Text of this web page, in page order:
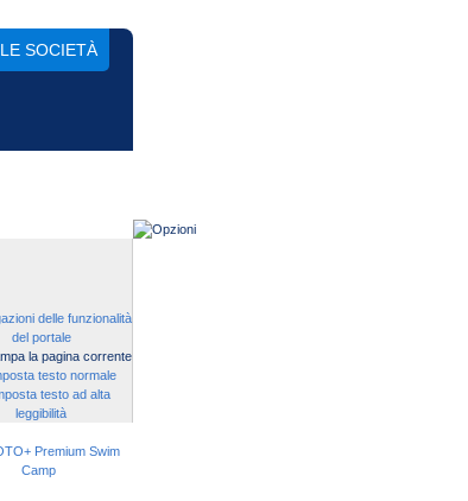
LE SOCIETÀ